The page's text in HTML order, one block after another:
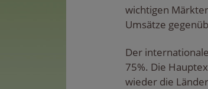
wichtigen
Umsätze
Der
75%. Die
wieder die